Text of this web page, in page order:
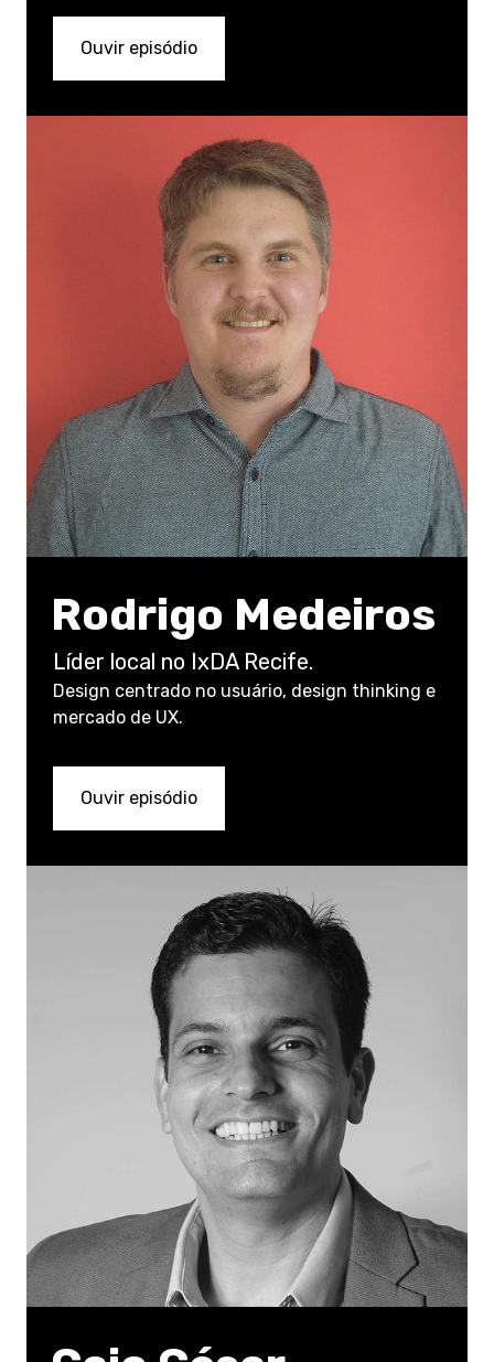
Ouvir episódio
Rodrigo Medeiros
Líder local no IxDA Recife.
Design centrado no usuário, design thinking e
mercado de UX.
Ouvir episódio